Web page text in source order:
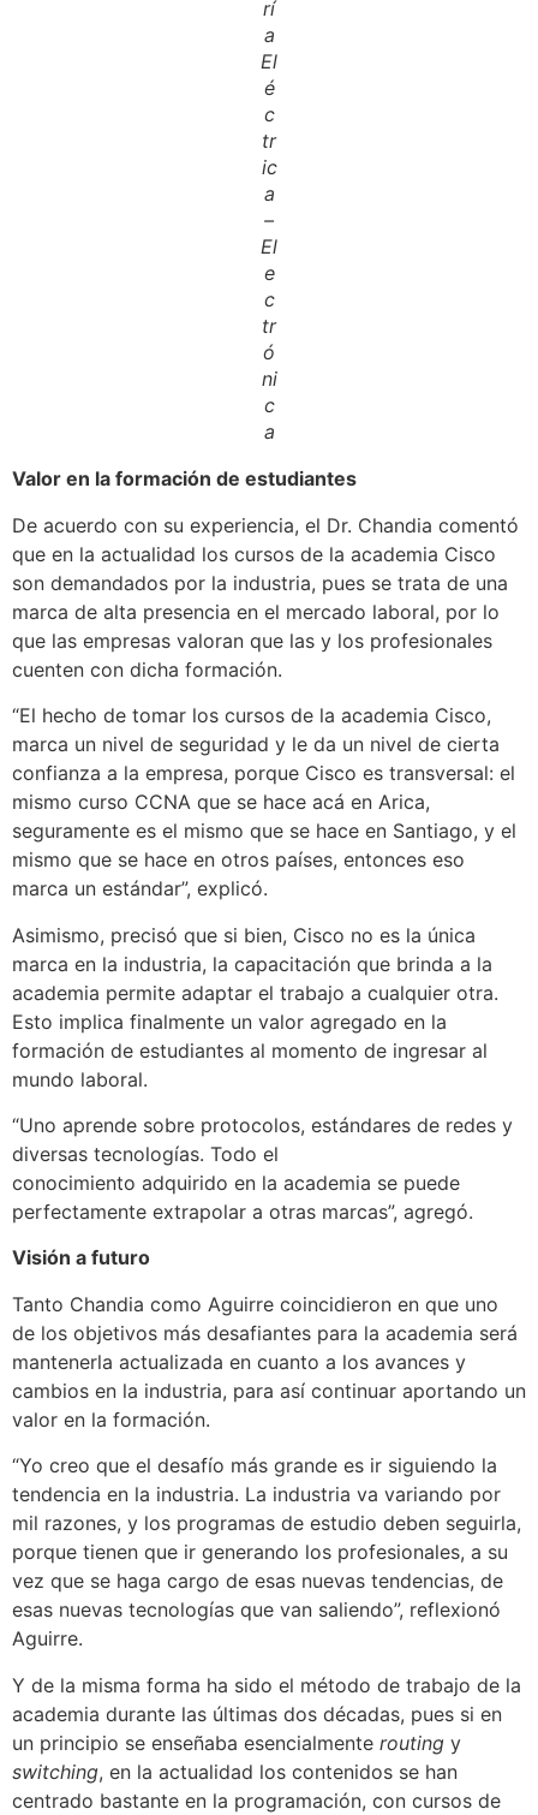
rí
a
El
é
c
tr
ic
a
–
El
e
c
tr
ó
ni
c
a
Valor en la formación de estudiantes
De acuerdo con su experiencia, el Dr. Chandia comentó
que en la actualidad los cursos de la academia Cisco
son demandados por la industria, pues se trata de una
marca de alta presencia en el mercado laboral, por lo
que las empresas valoran que las y los profesionales
cuenten con dicha formación.
“El hecho de tomar los cursos de la academia Cisco,
marca un nivel de seguridad y le da un nivel de cierta
confianza a la empresa, porque Cisco es transversal: el
mismo curso CCNA que se hace acá en Arica,
seguramente es el mismo que se hace en Santiago, y el
mismo que se hace en otros países, entonces eso
marca un estándar”, explicó.
Asimismo, precisó que si bien, Cisco no es la única
marca en la industria, la capacitación que brinda a la
academia permite adaptar el trabajo a cualquier otra.
Esto implica finalmente un valor agregado en la
formación de estudiantes al momento de ingresar al
mundo laboral.
“Uno aprende sobre protocolos, estándares de redes y
diversas tecnologías. Todo el
conocimiento adquirido en la academia se puede
perfectamente extrapolar a otras marcas”, agregó.
Visión a futuro
Tanto Chandia como Aguirre coincidieron en que uno
de los objetivos más desafiantes para la academia será
mantenerla actualizada en cuanto a los avances y
cambios en la industria, para así continuar aportando un
valor en la formación.
“Yo creo que el desafío más grande es ir siguiendo la
tendencia en la industria. La industria va variando por
mil razones, y los programas de estudio deben seguirla,
porque tienen que ir generando los profesionales, a su
vez que se haga cargo de esas nuevas tendencias, de
esas nuevas tecnologías que van saliendo”, reflexionó
Aguirre.
Y de la misma forma ha sido el método de trabajo de la
academia durante las últimas dos décadas, pues si en
un principio se enseñaba esencialmente routing y
switching, en la actualidad los contenidos se han
centrado bastante en la programación, con cursos de